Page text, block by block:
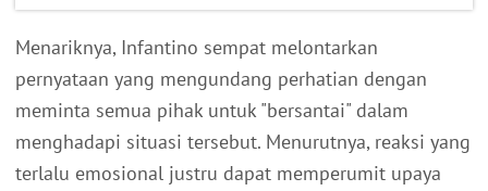
Menariknya, Infantino sempat melontarkan
pernyataan yang mengundang perhatian dengan
meminta semua pihak untuk "bersantai" dalam
menghadapi situasi tersebut. Menurutnya, reaksi yang
terlalu emosional justru dapat memperumit upaya